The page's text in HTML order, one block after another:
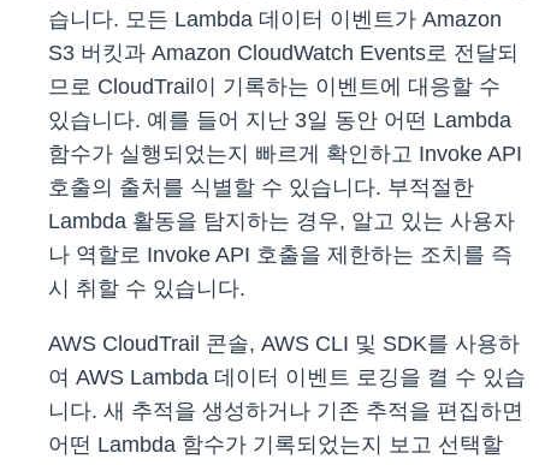
습니다. 모든 Lambda 데이터 이벤트가 Amazon
S3 버킷과 Amazon CloudWatch Events로 전달되
므로 CloudTrail이 기록하는 이벤트에 대응할 수
있습니다. 예를 들어 지난 3일 동안 어떤 Lambda
함수가 실행되었는지 빠르게 확인하고 Invoke API
호출의 출처를 식별할 수 있습니다. 부적절한
Lambda 활동을 탐지하는 경우, 알고 있는 사용자
나 역할로 Invoke API 호출을 제한하는 조치를 즉
시 취할 수 있습니다.
AWS CloudTrail 콘솔, AWS CLI 및 SDK를 사용하
여 AWS Lambda 데이터 이벤트 로깅을 켤 수 있습
니다. 새 추적을 생성하거나 기존 추적을 편집하면
어떤 Lambda 함수가 기록되었는지 보고 선택할